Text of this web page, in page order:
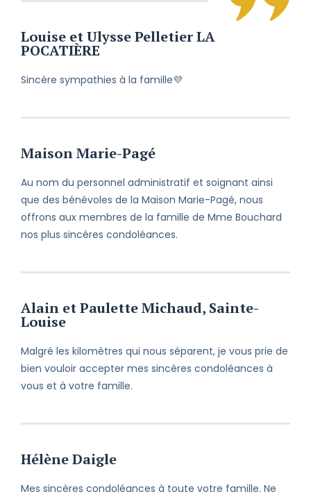
chagrin.
Malgré les kilomètres qui nous
séparent, je vous prie de bien vouloir
à vous et à votre famille.
Je suis avec vous chaque jour et
chaque instant. Vous pourrez toujours
compter sur moi. À très bientôt.
Perdre un être cher est toujours une
circonstances. Veuillez recevoir mes
Louise et Ulysse Pelletier LA
POCATIÈRE
Sincère sympathies à la famille💜
Maison Marie-Pagé
Au nom du personnel administratif et soignant ainsi
que des bénévoles de la Maison Marie-Pagé, nous
offrons aux membres de la famille de Mme Bouchard
nos plus sincères condoléances.
Alain et Paulette Michaud, Sainte-
Louise
Malgré les kilomètres qui nous séparent, je vous prie de
bien vouloir accepter mes sincères condoléances à
vous et à votre famille.
Hélène Daigle
Mes sincères condoléances à toute votre famille. Ne